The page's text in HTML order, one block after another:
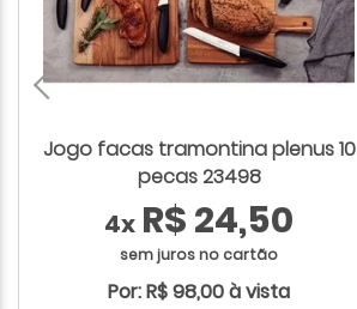
Jogo facas tramontina plenus 10
pecas 23498
4x R$ 24,50
sem juros no cartão
Por: R$ 98,00 à vista